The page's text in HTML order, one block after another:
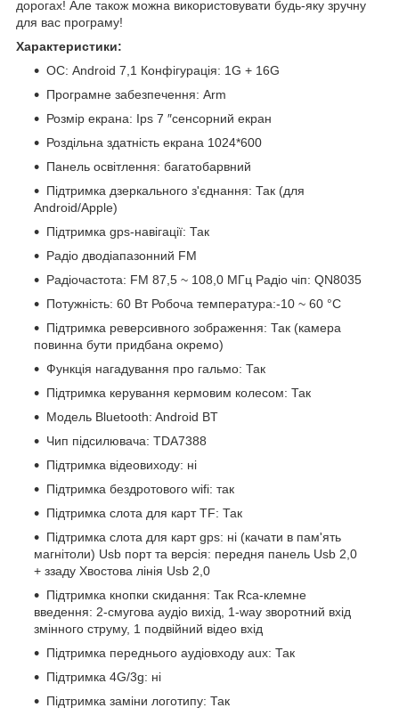
дорогах! Але також можна використовувати будь-яку зручну
для вас програму!
Характеристики:
ОС: Android 7,1 Конфігурація: 1G + 16G
Програмне забезпечення: Arm
Розмір екрана: Ips 7 ″сенсорний екран
Роздільна здатність екрана 1024*600
Панель освітлення: багатобарвний
Підтримка дзеркального з'єднання: Так (для
Android/Apple)
Підтримка gps-навігації: Так
Радіо дводіапазонний FM
Радіочастота: FM 87,5 ~ 108,0 МГц Радіо чіп: QN8035
Потужність: 60 Вт Робоча температура:-10 ~ 60 °C
Підтримка реверсивного зображення: Так (камера
повинна бути придбана окремо)
Функція нагадування про гальмо: Так
Підтримка керування кермовим колесом: Так
Модель Bluetooth: Android BT
Чип підсилювача: TDA7388
Підтримка відеовиходу: ні
Підтримка бездротового wifi: так
Підтримка слота для карт TF: Так
Підтримка слота для карт gps: ні (качати в пам'ять
магнітоли) Usb порт та версія: передня панель Usb 2,0
+ ззаду Хвостова лінія Usb 2,0
Підтримка кнопки скидання: Так Rca-клемне
введення: 2-смугова аудіо вихід, 1-way зворотний вхід
змінного струму, 1 подвійний відео вхід
Підтримка переднього аудіовходу aux: Так
Підтримка 4G/3g: ні
Підтримка заміни логотипу: Так